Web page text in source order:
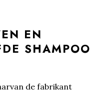
EN
SHAMPOO
de fabrikant